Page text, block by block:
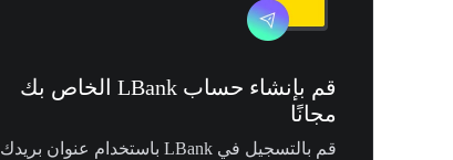
قم بإنشاء حساب LBank الخاص بك
مجانًا
قم بالتسجيل في LBank باستخدام عنوان بريدك